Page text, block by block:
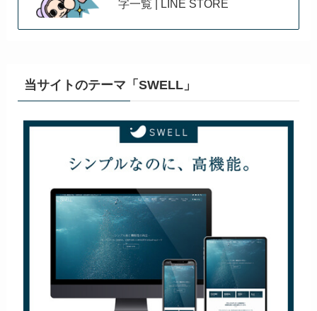
字一覧 | LINE STORE
当サイトのテーマ「SWELL」